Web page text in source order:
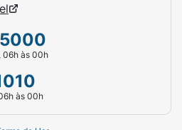
06h às 00h
às 00h